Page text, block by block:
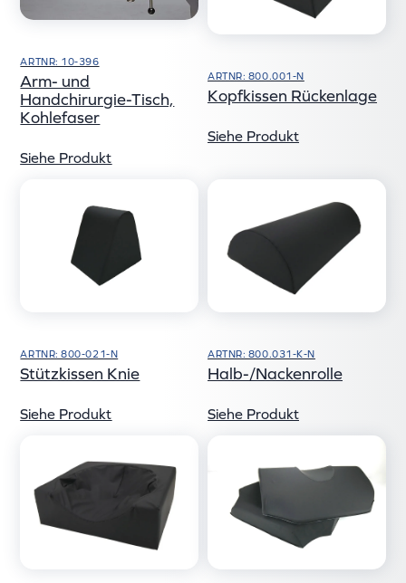
ARTNR: 10-396
Arm- und
Handchirurgie-Tisch,
Kohlefaser
Siehe Produkt
ARTNR: 800.001-N
Kopfkissen Rückenlage
Siehe Produkt
ARTNR: 800-021-N
Stützkissen Knie
Siehe Produkt
ARTNR: 800.031-K-N
Halb-/Nackenrolle
Siehe Produkt